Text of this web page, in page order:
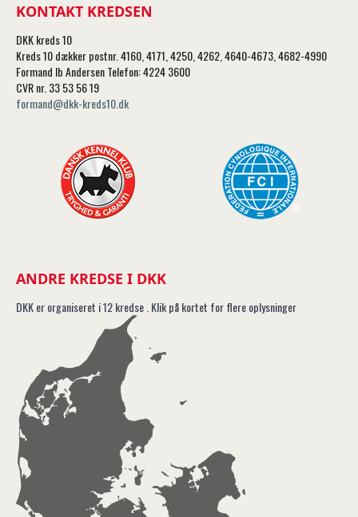
KONTAKT KREDSEN
DKK kreds 10
Kreds 10 dækker postnr. 4160, 4171, 4250, 4262, 4640-4673, 4682-4990
Formand Ib Andersen Telefon: 4224 3600
CVR nr. 33 53 56 19
formand@dkk-kreds10.dk
ANDRE KREDSE I DKK
DKK er organiseret i 12 kredse . Klik på kortet for flere oplysninger